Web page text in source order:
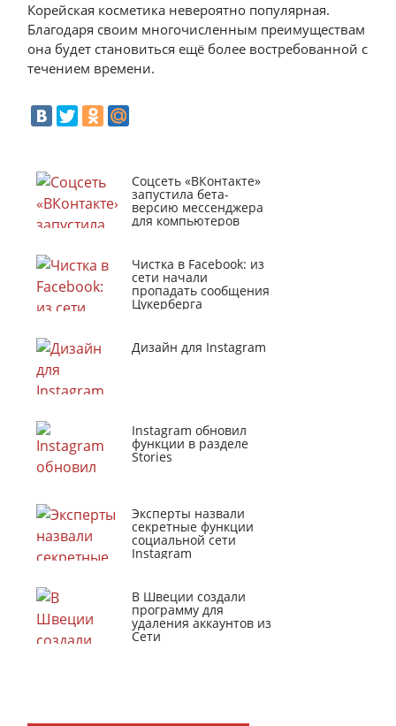
Корейская косметика невероятно популярная.
Благодаря своим многочисленным преимуществам
она будет становиться ещё более востребованной с
течением времени.
Соцсеть «ВКонтакте»
запустила бета-
версию мессенджера
для компьютеров
Чистка в Facebook: из
сети начали
пропадать сообщения
Цукерберга
Дизайн для Instagram
Instagram обновил
функции в разделе
Stories
Эксперты назвали
секретные функции
социальной сети
Instagram
В Швеции создали
программу для
удаления аккаунтов из
Сети